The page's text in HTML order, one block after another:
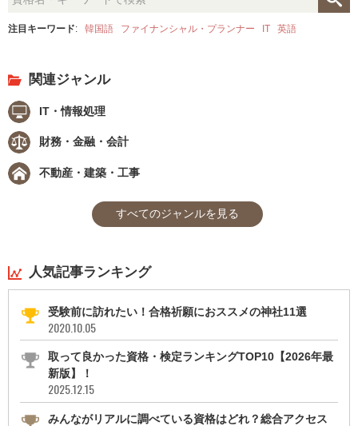
注目キーワード: 韓国語 ファイナンシャル・プランナー IT 英語
関連ジャンル
IT・情報処理
財務・金融・会計
不動産・建築・工事
すべてのジャンルを見る
人気記事ランキング
受験前に訪れたい！合格祈願におススメの神社11選
2020.10.05
取って良かった資格・検定ランキングTOP10【2026年最
新版】！
2025.12.15
みんながリアルに調べている資格はどれ？総合アクセス